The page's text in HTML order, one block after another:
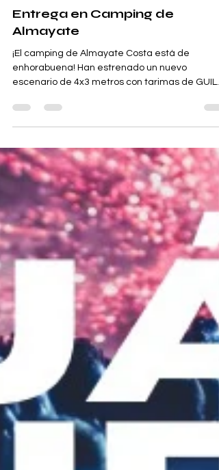
Noticia
Entrega en Camping de
Almayate
¡El camping de Almayate Costa está de
escenario de 4x3 metros con tarimas de GUIL
se celebren en el camping. ¡A disfrutar! 🛒
desonido.es/online-store 🌍 desonido.es 🌍
deescenarios.es 📱 699060364 - 636115788 📧
desonido@desonido.es 🔄Nos compartes?